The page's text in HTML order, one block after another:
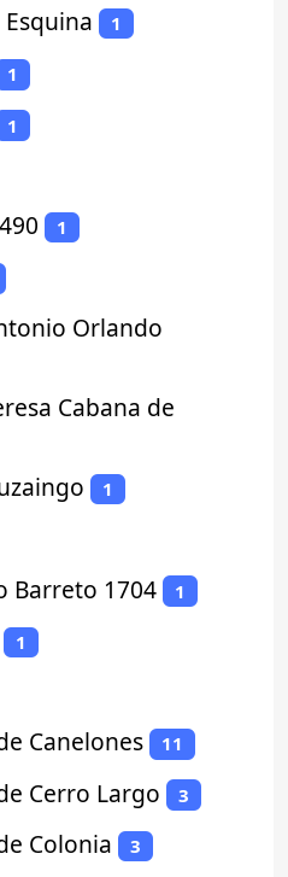
1
1
1
1
Orlando
Cabana de
1
Barreto 1704 1
1
Canelones 11
Cerro Largo 3
Colonia 3